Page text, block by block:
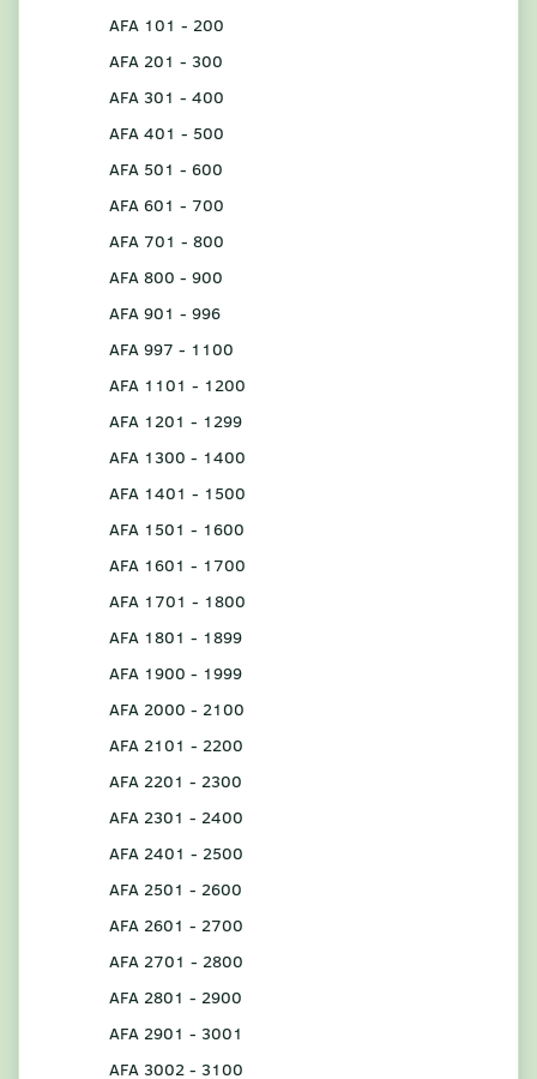
AFA 101 - 200
AFA 201 - 300
AFA 301 - 400
AFA 401 - 500
AFA 501 - 600
AFA 601 - 700
AFA 701 - 800
AFA 800 - 900
AFA 901 - 996
AFA 997 - 1100
AFA 1101 - 1200
AFA 1201 - 1299
AFA 1300 - 1400
AFA 1401 - 1500
AFA 1501 - 1600
AFA 1601 - 1700
AFA 1701 - 1800
AFA 1801 - 1899
AFA 1900 - 1999
AFA 2000 - 2100
AFA 2101 - 2200
AFA 2201 - 2300
AFA 2301 - 2400
AFA 2401 - 2500
AFA 2501 - 2600
AFA 2601 - 2700
AFA 2701 - 2800
AFA 2801 - 2900
AFA 2901 - 3001
AFA 3002 - 3100